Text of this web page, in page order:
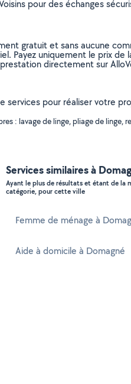
pour des échanges
gratuit et sans aucune
Payez uniquement le prix de
directement sur
services pour réaliser votre
: lavage de linge, pliage de linge,
Services similaires à
Ayant le plus de résultats et étant de la
catégorie, pour cette ville
Femme de ménage à
Aide à domicile à Domagné